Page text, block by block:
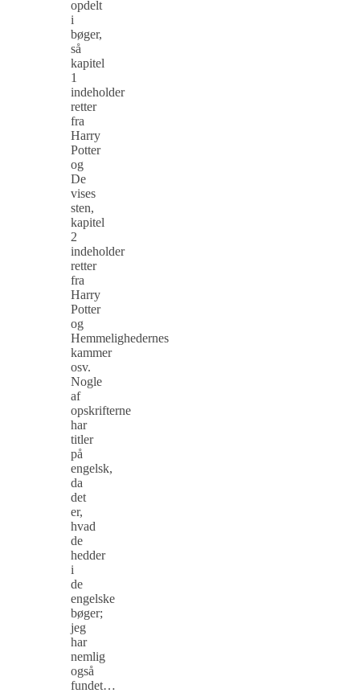
opdelt
i
bøger,
så
kapitel
1
indeholder
retter
fra
Harry
Potter
og
De
vises
sten,
kapitel
2
indeholder
retter
fra
Harry
Potter
og
Hemmelighedernes
kammer
osv.
Nogle
af
opskrifterne
har
titler
på
engelsk,
da
det
er,
hvad
de
hedder
i
de
engelske
bøger;
jeg
har
nemlig
også
fundet…